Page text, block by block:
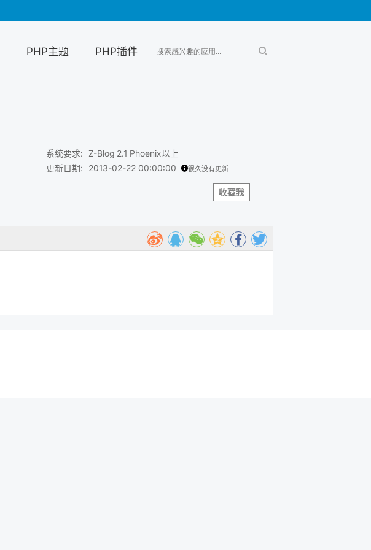
PHP主题 PHP插件
系统要求:
Z-Blog 2.1 Phoenix以上
更新日期: 2013-02-22 00:00:00 很久没有更新
收藏我